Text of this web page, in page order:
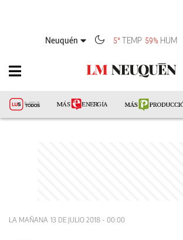
Neuquén 5° TEMP 59% HUM
LA MAÑANA 13 DE JULIO 2018 - 00:00